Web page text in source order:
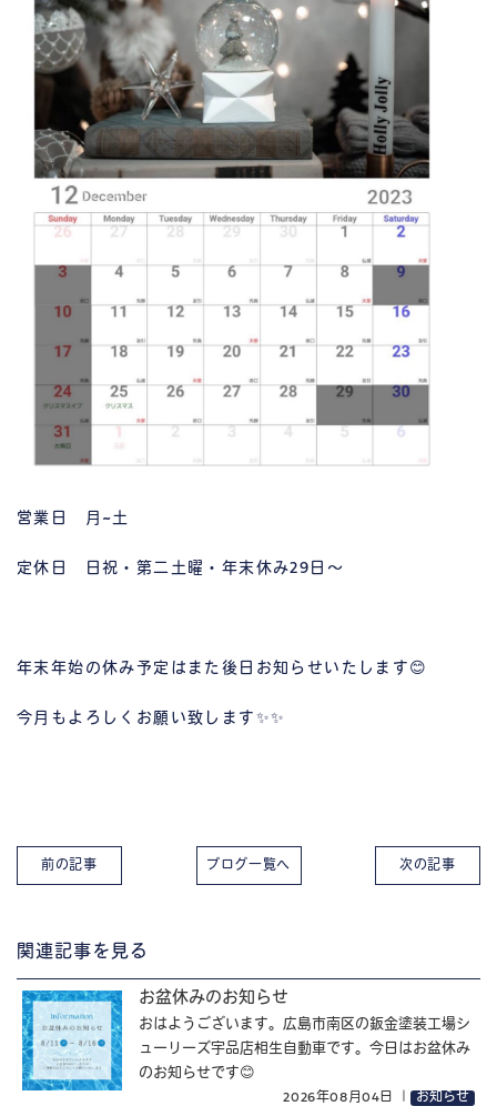
営業日 月~土
定休日 日祝・第二土曜・年末休み29日～
年末年始の休み予定はまた後日お知らせいたします😊
今月もよろしくお願い致します✨✨
前の記事 ブログ一覧へ 次の記事
関連記事を見る
お盆休みのお知らせ
おはようございます。広島市南区の鈑金塗装工場シ
ューリーズ宇品店相生自動車です。今日はお盆休み
のお知らせです😊
2026年08月04日 お知らせ